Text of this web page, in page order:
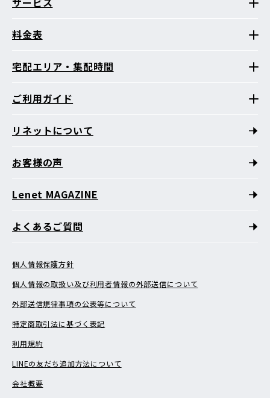
料金表
宅配エリア・集配時間
ご利用ガイド
リネットについて
お客様の声
Lenet MAGAZINE
よくあるご質問
個人情報保護方針
個人情報の取扱い及び利用者情報の外部送信について
外部送信規律事項の公表等について
特定商取引法に基づく表記
利用規約
LINEの友だち追加方法について
会社概要